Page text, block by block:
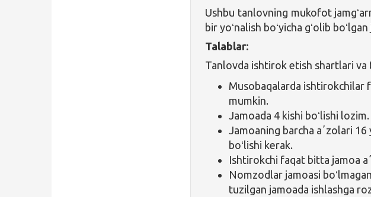
Ushbu tanlovning mukofot
bir yoʻnalish boʻyicha gʻolib
Talablar:
Tanlovda ishtirok etish shartlari va
Musobaqalarda ishtirokchilar
mumkin.
Jamoada 4 kishi boʻlishi lozim.
Jamoaning barcha aʼzolari
boʻlishi kerak.
Ishtirokchi faqat bitta jamoa
Nomzodlar jamoasi
tuzilgan jamoada ishlashga